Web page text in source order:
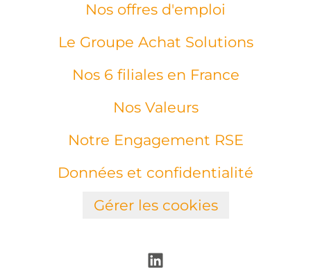
Nos offres d'emploi
Le Groupe Achat Solutions
Nos 6 filiales en France
Nos Valeurs
Notre Engagement RSE
Données et confidentialité
Gérer les cookies